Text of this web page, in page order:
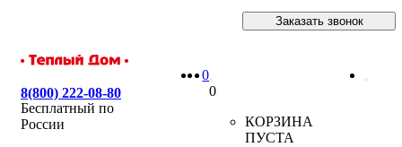
Заказать звонок
8(800) 222-08-80
Бесплатный по
России
0
0
КОРЗИНА
ПУСТА